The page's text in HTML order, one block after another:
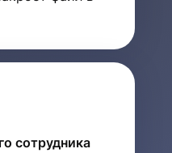
сотрудника